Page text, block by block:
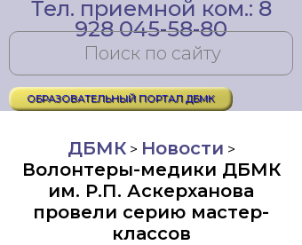
Тел. приемной ком.: 8
928 045-58-80
ОБРАЗОВАТЕЛЬНЫЙ ПОРТАЛ ДБМК
ДБМК> Новости >
Волонтеры-медики ДБМК
им. Р.П. Аскерханова
провели серию мастер-
классов